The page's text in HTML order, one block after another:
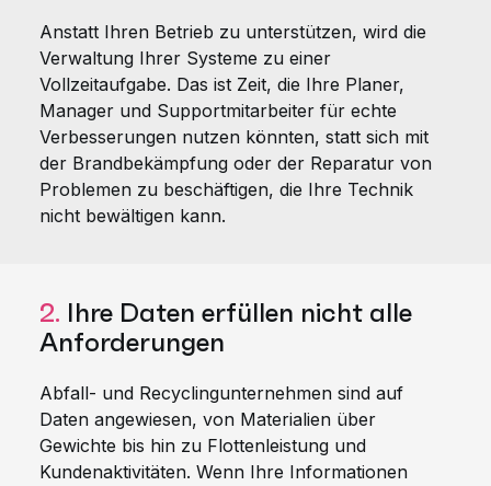
Anstatt Ihren Betrieb zu unterstützen, wird die
Verwaltung Ihrer Systeme zu einer
Vollzeitaufgabe. Das ist Zeit, die Ihre Planer,
Manager und Supportmitarbeiter für echte
Verbesserungen nutzen könnten, statt sich mit
der Brandbekämpfung oder der Reparatur von
Problemen zu beschäftigen, die Ihre Technik
nicht bewältigen kann.
2. Ihre Daten erfüllen nicht alle
Anforderungen
Abfall- und Recyclingunternehmen sind auf
Daten angewiesen, von Materialien über
Gewichte bis hin zu Flottenleistung und
Kundenaktivitäten. Wenn Ihre Informationen